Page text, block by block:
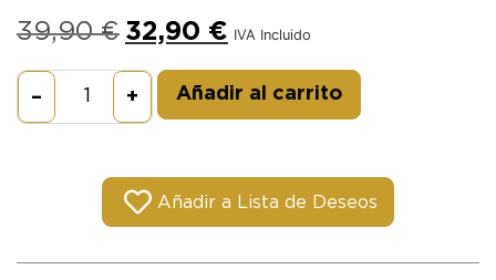
39,90€ 32,90 € IVA Incluido
– + Añadir al carrito
Añadir a Lista de Deseos